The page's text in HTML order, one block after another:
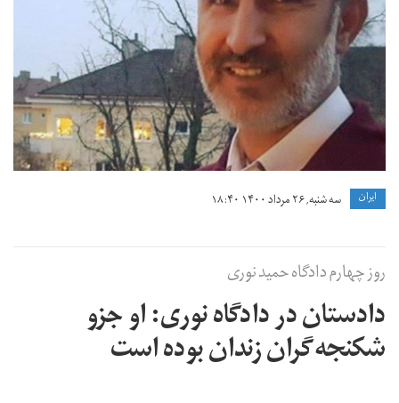
ايران سه شنبه, ۲۶ مرداد ۱۴۰۰ ۱۸:۴۰
روز چهارم دادگاه حمید نوری
دادستان در دادگاه نوری: او جزو
شکنجه‌گران زندان بوده است